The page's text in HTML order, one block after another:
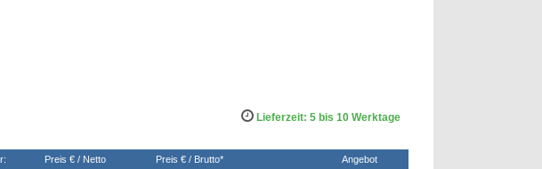
Lieferzeit: 5 bis 10 Werktage
Preis € / Netto Preis € / Brutto* Angebot